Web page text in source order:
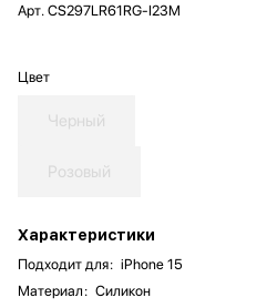
Арт. CS297LR61RG-I23M
Цвет
Черный
Розовый
Характеристики
Подходит для: iPhone 15
Материал : Силикон